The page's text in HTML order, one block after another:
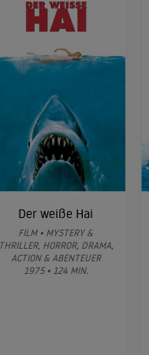
Der weiße Hai
FILM • MYSTERY &
THRILLER, HORROR, DRAMA,
ACTION & ABENTEUER
1975 • 124 MIN.